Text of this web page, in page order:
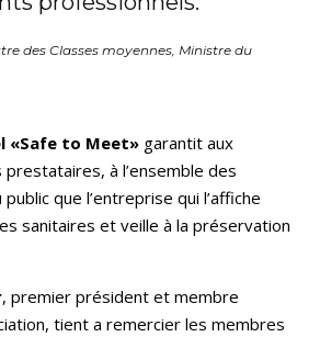
des Classes moyennes, Ministre du
«Safe to Meet» garantit aux
à l’ensemble des
que l’entreprise qui l’affiche
sanitaires et veille à la préservation
, premier président et membre
tient a remercier les membres